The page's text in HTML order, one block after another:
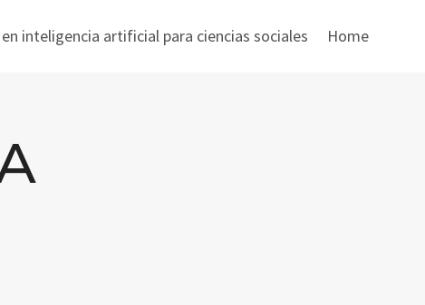
inteligencia artificial para ciencias sociales Home